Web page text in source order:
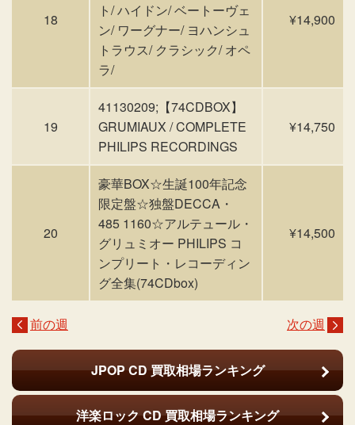
18
ト/ ハイドン/ ベートーヴェ
ン/ ワーグナー/ ヨハンシュ
トラウス/ クラシック/ オペ
ラ/
¥14,900
19
41130209;【74CDBOX】
GRUMIAUX / COMPLETE
PHILIPS RECORDINGS
¥14,750
20
豪華BOX☆生誕100年記念
限定盤☆独盤DECCA・
485 1160☆アルテュール・
グリュミオー PHILIPS コ
ンプリート・レコーディン
グ全集(74CDbox)
¥14,500
前の週 次の週
JPOP CD買取相場ランキング
洋楽ロック CD買取相場ランキング